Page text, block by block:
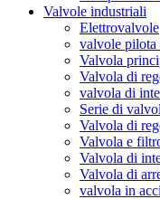
Valvole industriali
Elettrovalvole
valvole pilota
Valvola
Valvola di
valvola di
Serie di
Valvola di
Valvola e
Valvola di
Valvola di
valvola in